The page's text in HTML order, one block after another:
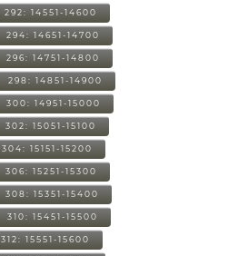
292: 14551-14600
294: 14651-14700
296: 14751-14800
298: 14851-14900
300: 14951-15000
302: 15051-15100
304: 15151-15200
306: 15251-15300
308: 15351-15400
310: 15451-15500
312: 15551-15600